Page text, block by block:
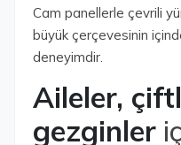
Cam panellerle çevrili
büyük çerçevesinin
deneyimdir.
Aileler,
gezginler